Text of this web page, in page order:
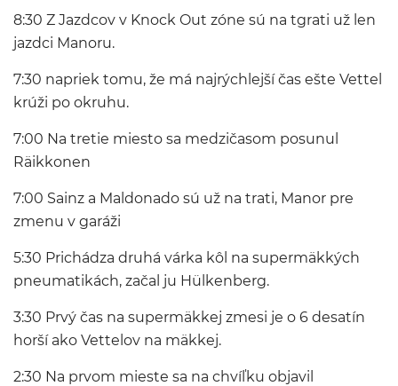
8:30 Z Jazdcov v Knock Out zóne sú na tgrati už len
jazdci Manoru.
7:30 napriek tomu, že má najrýchlejší čas ešte Vettel
krúži po okruhu.
7:00 Na tretie miesto sa medzičasom posunul
Räikkonen
7:00 Sainz a Maldonado sú už na trati, Manor pre
zmenu v garáži
5:30 Prichádza druhá várka kôl na supermäkkých
pneumatikách, začal ju Hülkenberg.
3:30 Prvý čas na supermäkkej zmesi je o 6 desatín
horší ako Vettelov na mäkkej.
2:30 Na prvom mieste sa na chvíľku objavil